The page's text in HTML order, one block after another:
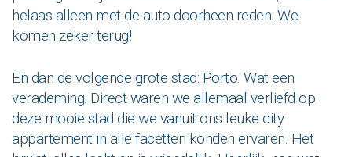
helaas alleen met de auto doorheen reden. We
komen zeker terug!
En dan de volgende grote stad: Porto. Wat een
verademing. Direct waren we allemaal verliefd op
deze mooie stad die we vanuit ons leuke city
appartement in alle facetten konden ervaren. Het